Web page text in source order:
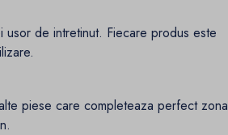
usor de intretinut. Fiecare produs este
piese care completeaza perfect zona